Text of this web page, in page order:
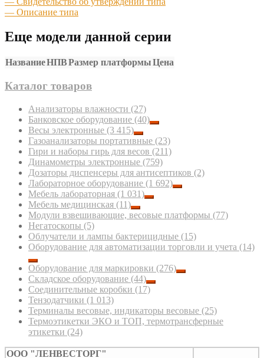
— Описание типа
Еще модели данной серии
НазваниеНПВРазмер платформыЦена
Каталог товаров
Анализаторы влажности (27)
Банковское оборудование (40)
Весы электронные (3 415)
Газоанализаторы портативные (23)
Гири и наборы гирь для весов (211)
Динамометры электронные (759)
Дозаторы диспенсеры для антисептиков (2)
Лабораторное оборудование (1 692)
Мебель лабораторная (1 031)
Мебель медицинская (11)
Модули взвешивающие, весовые платформы (77)
Негатоскопы (5)
Облучатели и лампы бактерицидные (15)
Оборудование для автоматизации торговли и учета (14)
Оборудование для маркировки (276)
Складское оборудование (44)
Соединительные коробки (17)
Тензодатчики (1 013)
Терминалы весовые, индикаторы весовые (25)
Термоэтикетки ЭКО и ТОП, термотрансферные
этикетки (24)
ООО "ЛЕНВЕСТОРГ"